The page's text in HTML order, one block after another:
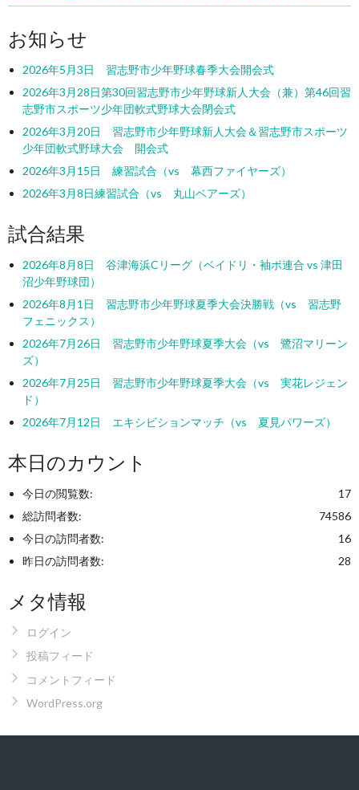
お知らせ
2026年5月3日 習志野市少年野球春季大会開会式
2026年3月28日第30回習志野市少年野球新人大会（兼）第46回習
志野市スポーツ少年団軟式野球大会閉会式
2026年3月20日 習志野市少年野球新人大会＆習志野市スポーツ
少年団軟式野球大会 開会式
2026年3月15日 練習試合（vs 幕西ファイヤーズ）
2026年3月8日練習試合（vs 丸山ベアーズ）
試合結果
2026年8月8日 谷津海浜Cリーグ（ベイドリ・袖ボ連合 vs 津田
沼少年野球団）
2026年8月1日 習志野市少年野球夏季大会決勝戦（vs 習志野
フェニックス）
2026年7月26日 習志野市少年野球夏季大会（vs 鷺沼マリーン
ズ）
2026年7月25日 習志野市少年野球夏季大会（vs 実花レジェン
ド）
2026年7月12日 エキシビションマッチ（vs 夏見パワーズ）
本日のカウント
17
今日の閲覧数:
74586
総訪問者数:
16
今日の訪問者数:
28
昨日の訪問者数:
メタ情報
ログイン
投稿フィード
コメントフィード
WordPress.org